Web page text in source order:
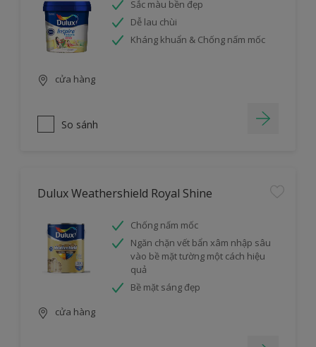
Sắc màu bền đẹp
Dễ lau chùi
Kháng khuẩn & Chống nấm mốc
cửa hàng
So sánh
Dulux Weathershield Royal Shine
Chống nấm mốc
Ngăn chặn vết bẩn xâm nhập sâu
vào bề mặt tường một cách hiệu
quả
Bề mặt sáng đẹp
cửa hàng